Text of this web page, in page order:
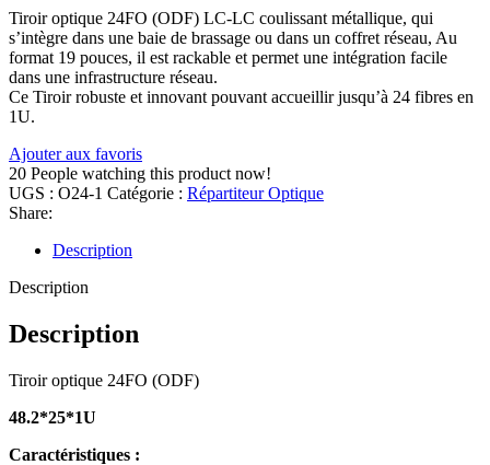
Tiroir optique 24FO (ODF) LC-LC coulissant métallique, qui
s’intègre dans une baie de brassage ou dans un coffret réseau, Au
format 19 pouces, il est rackable et permet une intégration facile
dans une infrastructure réseau.
Ce Tiroir robuste et innovant pouvant accueillir jusqu’à 24 fibres en
1U.
Ajouter aux favoris
20 People watching this product now!
UGS : O24-1 Catégorie : Répartiteur Optique
Share:
Description
Description
Description
Tiroir optique 24FO (ODF)
48.2*25*1U
Caractéristiques :